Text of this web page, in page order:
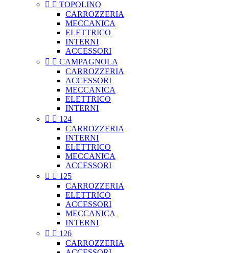
  TOPOLINO
CARROZZERIA
MECCANICA
ELETTRICO
INTERNI
ACCESSORI
  CAMPAGNOLA
CARROZZERIA
ACCESSORI
MECCANICA
ELETTRICO
INTERNI
  124
CARROZZERIA
INTERNI
ELETTRICO
MECCANICA
ACCESSORI
  125
CARROZZERIA
ELETTRICO
ACCESSORI
MECCANICA
INTERNI
  126
CARROZZERIA